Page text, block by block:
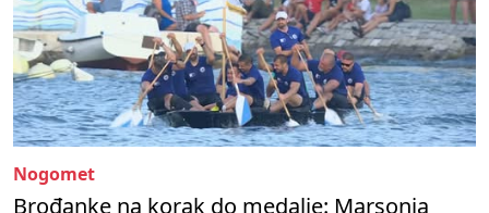
Nogomet
Brođanke na korak do medalje: Marsonia